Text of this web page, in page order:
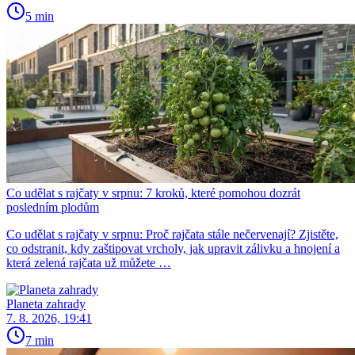
5 min
Co udělat s rajčaty v srpnu: 7 kroků, které pomohou dozrát
posledním plodům
Co udělat s rajčaty v srpnu: Proč rajčata stále nečervenají? Zjistěte,
co odstranit, kdy zaštipovat vrcholy, jak upravit zálivku a hnojení a
která zelená rajčata už můžete …
Planeta zahrady
7. 8. 2026, 19:41
7 min